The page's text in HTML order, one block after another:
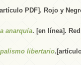
PDF]. Rojo y
anarquía. [en línea].
libertario